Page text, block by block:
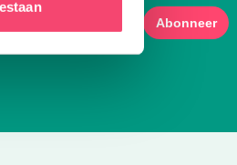
Abonneer